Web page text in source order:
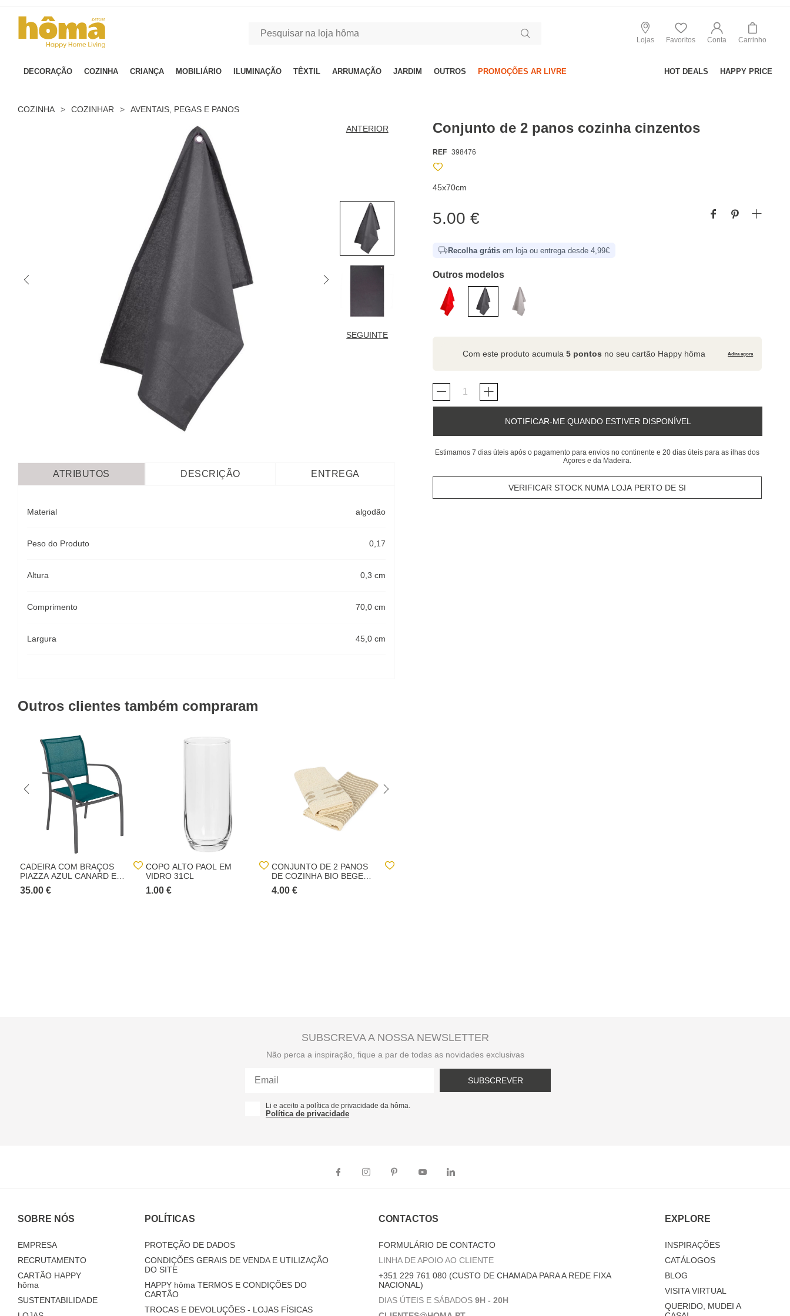
Lojas Favoritos Conta Carrinho
DECORAÇÃO COZINHA CRIANÇA MOBILIÁRIO ILUMINAÇÃO TÊXTIL ARRUMAÇÃO JARDIM OUTROS PROMOÇÕES AR LIVRE HOT DEALS HAPPY PRICE
COZINHA > COZINHAR > AVENTAIS, PEGAS E PANOS
ANTERIOR
SEGUINTE
Conjunto de 2 panos cozinha cinzentos
REF 398476
45x70cm
5.00 €
Recolha grátis em loja ou entrega desde 4,99€
Outros modelos
Com este produto acumula5 pontos no seu cartão Happy hôma Adira agora
NOTIFICAR-ME QUANDO ESTIVER DISPONÍVEL
Estimamos 7 dias úteis após o pagamento para envios no continente e 20 dias úteis para as ilhas dos
Açores e da Madeira.
VERIFICAR STOCK NUMA LOJA PERTO DE SI
ATRIBUTOS DESCRIÇÃO ENTREGA
Material algodão
Peso do Produto 0,17
Altura 0,3 cm
Comprimento 70,0 cm
Largura 45,0 cm
Outros clientes também compraram
CADEIRA COM BRAÇOS
PIAZZA AZUL CANARD E
GRAPHITE
35.00 €
COPO ALTO PAOL EM
VIDRO 31CL
1.00 €
CONJUNTO DE 2 PANOS
DE COZINHA BIO BEGE
EM ALGODÃO
4.00 €
SUBSCREVA A NOSSA NEWSLETTER
Não perca a inspiração, fique a par de todas as novidades exclusivas
SUBSCREVER
Li e aceito a política de privacidade da hôma.
Política de privacidade
SOBRE NÓS
EMPRESA
RECRUTAMENTO
CARTÃO HAPPY
hôma
SUSTENTABILIDADE
POLÍTICAS
PROTEÇÃO DE DADOS
CONDIÇÕES GERAIS DE VENDA E UTILIZAÇÃO
DO SITE
HAPPY hôma TERMOS E CONDIÇÕES DO
CARTÃO
TROCAS E DEVOLUÇÕES - LOJAS FÍSICAS
CONTACTOS
FORMULÁRIO DE CONTACTO
LINHA DE APOIO AO CLIENTE
+351 229 761 080 (CUSTO DE CHAMADA PARA A REDE FIXA
NACIONAL)
DIAS ÚTEIS E SÁBADOS 9H - 20H
EXPLORE
INSPIRAÇÕES
CATÁLOGOS
BLOG
VISITA VIRTUAL
QUERIDO, MUDEI A